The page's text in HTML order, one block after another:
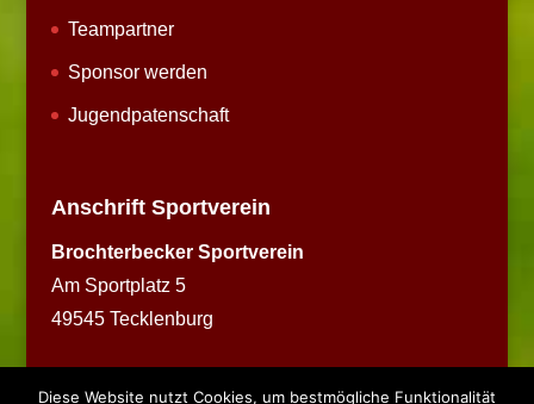
Teampartner
Sponsor werden
Jugendpatenschaft
Anschrift Sportverein
Brochterbecker Sportverein
Am Sportplatz 5
49545 Tecklenburg
Diese Website nutzt Cookies, um bestmögliche Funktionalität